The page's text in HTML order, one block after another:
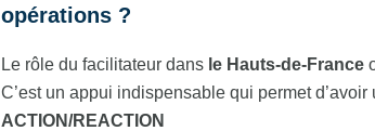
opérations ?
Le rôle du facilitateur dans le Hauts-de-France
C’est un appui indispensable qui permet
ACTION/REACTION